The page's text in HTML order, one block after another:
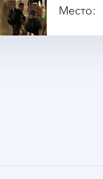
Место: